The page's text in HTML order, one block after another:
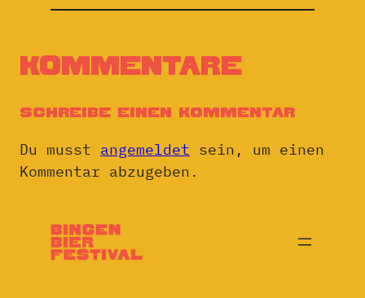
Kommentare
Schreibe einen Kommentar
Du musst angemeldet sein, um einen
Kommentar abzugeben.